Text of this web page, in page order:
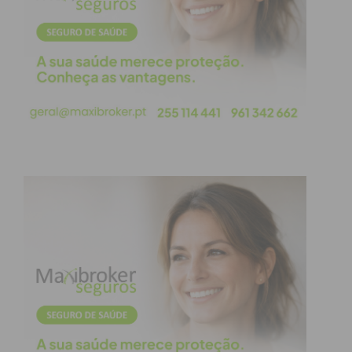
Ferreira,também os municípios de Matosinhos e
Albufeira foram distinguidos com o mesmo grau de
Sócio de Mérito, formando o “triângulo de ouro” do
apoio autárquico ao basquetebol luso.
Este reconhecimento surge numa altura em que a
Ferreira com o selo oficial de parceiro
imprescindível para o futuro da modalidade.
Sabia que:
A Festa Nacional
do Minibasquete em Paços de
Ferreira é considerada um